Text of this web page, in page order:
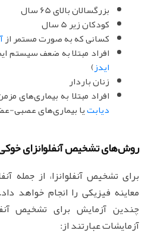
بزرگسالان بالای 65 سال
کودکان زیر 5 سال
کسانی که به صورت مستمر از
افراد مبتلا به ضعف سیستم
ایدز)
زنان باردار
افراد مبتلا به بیماری‌های
دیابتیا بیماری‌های عصبی-
روش‌های تشخیص آنفلوانزای
برای تشخیص آنفلوانزا، از جمله
معاینه فیزیکی را انجام خواهد
چندین آزمایش برای تشخیص
آزمایشات عبارتند از: